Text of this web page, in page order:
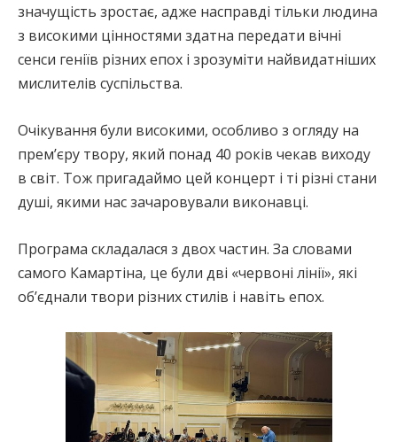
значущість зростає, адже насправді тільки людина
з високими цінностями здатна передати вічні
сенси геніїв різних епох і зрозуміти найвидатніших
мислителів суспільства.
Очікування були високими, особливо з огляду на
прем’єру твору, який понад 40 років чекав виходу
в світ. Тож пригадаймо цей концерт і ті різні стани
душі, якими нас зачаровували виконавці.
Програма складалася з двох частин. За словами
самого Камартіна, це були дві «червоні лінії», які
об’єднали твори різних стилів і навіть епох.